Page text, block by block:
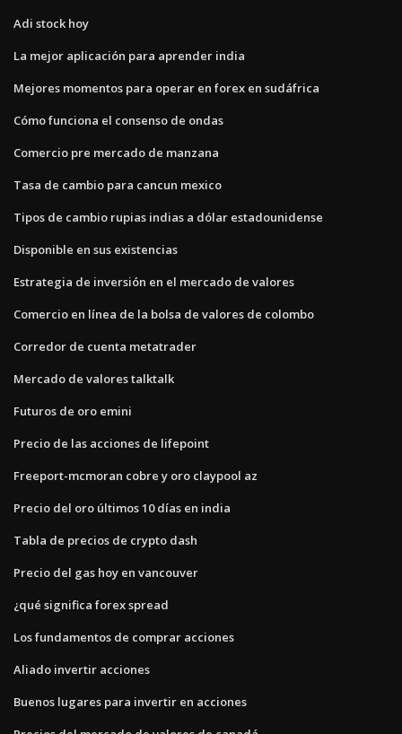
Adi stock hoy
La mejor aplicación para aprender india
Mejores momentos para operar en forex en sudáfrica
Cómo funciona el consenso de ondas
Comercio pre mercado de manzana
Tasa de cambio para cancun mexico
Tipos de cambio rupias indias a dólar estadounidense
Disponible en sus existencias
Estrategia de inversión en el mercado de valores
Comercio en línea de la bolsa de valores de colombo
Corredor de cuenta metatrader
Mercado de valores talktalk
Futuros de oro emini
Precio de las acciones de lifepoint
Freeport-mcmoran cobre y oro claypool az
Precio del oro últimos 10 días en india
Tabla de precios de crypto dash
Precio del gas hoy en vancouver
¿qué significa forex spread
Los fundamentos de comprar acciones
Aliado invertir acciones
Buenos lugares para invertir en acciones